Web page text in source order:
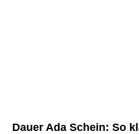
Dauer Ada Schein: So